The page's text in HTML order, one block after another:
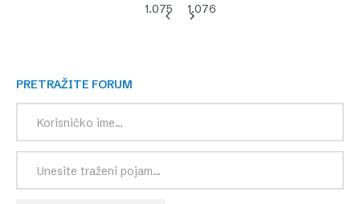
1.075
1.076
PRETRAŽITE FORUM